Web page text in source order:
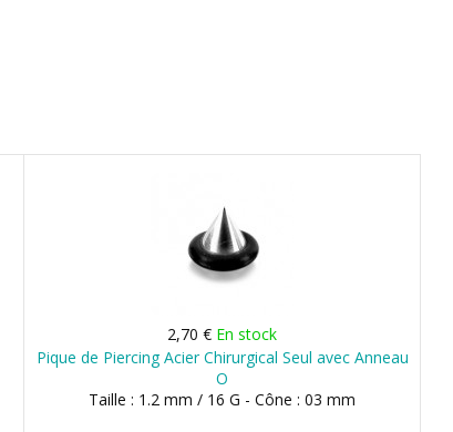
2,70 € En stock
Pique de Piercing Acier Chirurgical Seul avec Anneau
O
Taille : 1.2 mm / 16 G - Cône : 03 mm